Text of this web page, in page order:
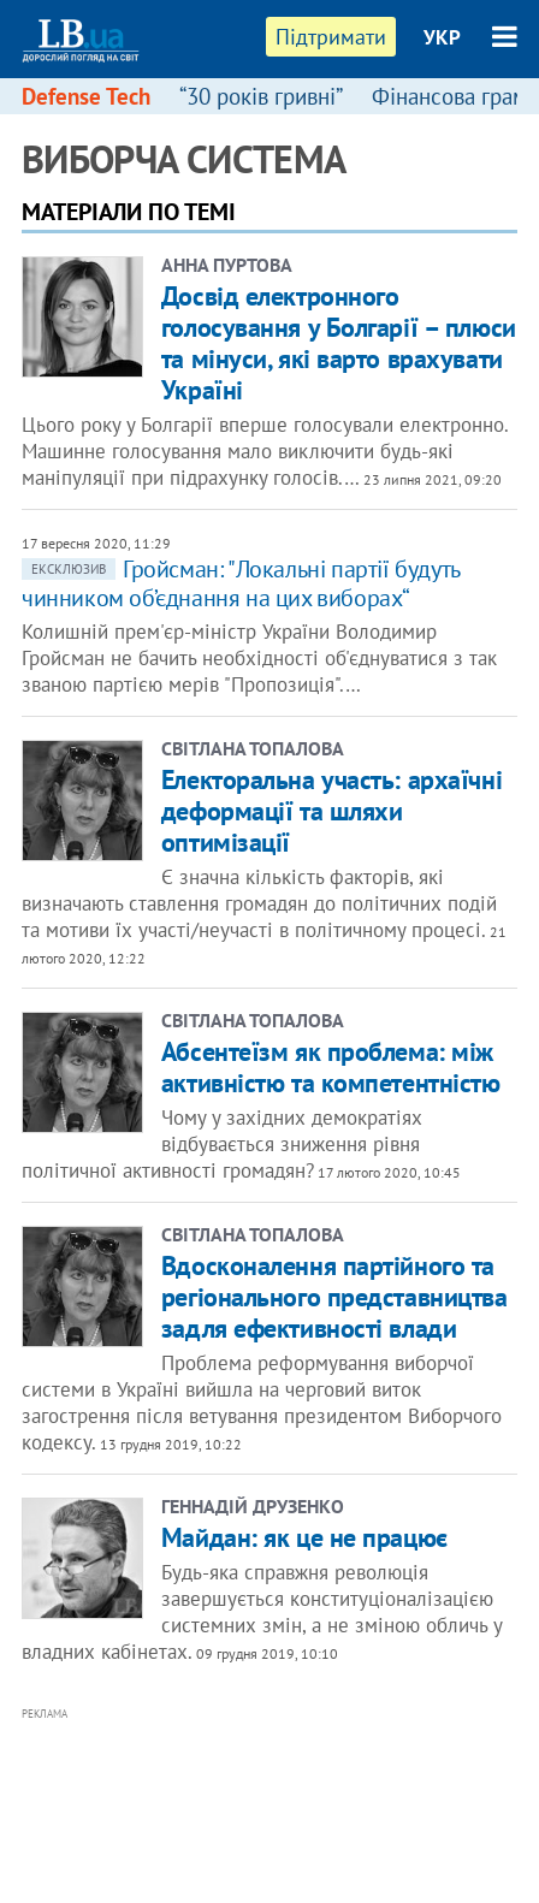
Підтримати УКР
Defense Tech “30 років гривні” Фінансова
ВИБОРЧА СИСТЕМА
МАТЕРІАЛИ ПО ТЕМІ
АННА ПУРТОВА
Досвід електронного
голосування у Болгарії – плюси
та мінуси, які варто врахувати
Україні
Цього року у Болгарії вперше голосували електронно.
Машинне голосування мало виключити будь-які
маніпуляції при підрахунку голосів.… 23 липня 2021, 09:20
17 вересня 2020, 11:29
ЕКСКЛЮЗИВ
Гройсман: "Локальні партії будуть
чинником об’єднання на цих виборах“
Колишній прем'єр-міністр України Володимир
Гройсман не бачить необхідності об'єднуватися з так
званою партією мерів "Пропозиція".…
СВІТЛАНА ТОПАЛОВА
Електоральна участь: архаїчні
деформації та шляхи
оптимізації
Є значна кількість факторів, які
визначають ставлення громадян до політичних подій
та мотиви їх участі/неучасті в політичному процесі. 21
лютого 2020, 12:22
СВІТЛАНА ТОПАЛОВА
Абсентеїзм як проблема: між
активністю та компетентністю
Чому у західних демократіях
відбувається зниження рівня
політичної активності громадян?17 лютого 2020, 10:45
СВІТЛАНА ТОПАЛОВА
Вдосконалення партійного та
регіонального представництва
задля ефективності влади
Проблема реформування виборчої
системи в Україні вийшла на черговий виток
загострення після ветування президентом Виборчого
кодексу. 13 грудня 2019, 10:22
ГЕННАДІЙ ДРУЗЕНКО
Майдан: як це не працює
Будь-яка справжня революція
завершується конституціоналізацією
системних змін, а не зміною обличь у
владних кабінетах. 09 грудня 2019, 10:10
РЕКЛАМА